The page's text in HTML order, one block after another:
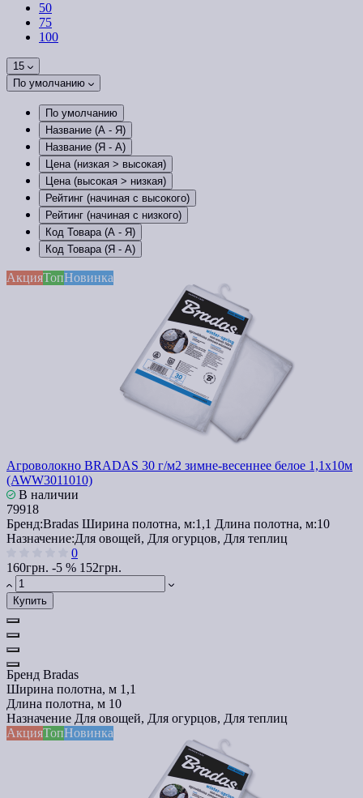
50
75
100
15
По умолчанию
По умолчанию
Название (А - Я)
Название (Я - А)
Цена (низкая > высокая)
Цена (высокая > низкая)
Рейтинг (начиная с высокого)
Рейтинг (начиная с низкого)
Код Товара (А - Я)
Код Товара (Я - А)
АкцияТопНовинка
Агроволокно BRADAS 30 г/м2 зимне-весеннее белое 1,1x10м
(AWW3011010)
В наличии
79918
Бренд:Bradas Ширина полотна, м:1,1 Длина полотна, м:10
Назначение:Для овощей, Для огурцов, Для теплиц
0
160грн. -5 % 152грн.
Купить
Бренд Bradas
Ширина полотна, м 1,1
Длина полотна, м 10
Назначение Для овощей, Для огурцов, Для теплиц
АкцияТопНовинка